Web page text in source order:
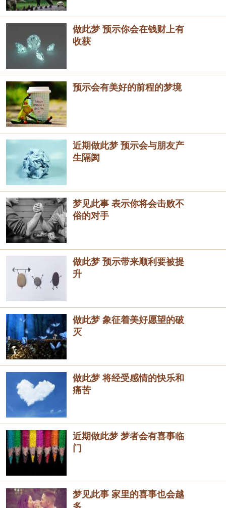
做此梦 预示你会在钱财上有
收获
预示会有美好的前程的梦境
近期做此梦 预示会与朋友产
生隔阂
梦见此事 表示你将会击败不
俗的对手
做此梦 预示带来顺利要被提
升
做此梦 象征着美好愿望的破
灭
做此梦 将经受感情的快乐和
痛苦
近期做此梦 梦者会有喜事临
门
梦见此事 家里的喜事也会越